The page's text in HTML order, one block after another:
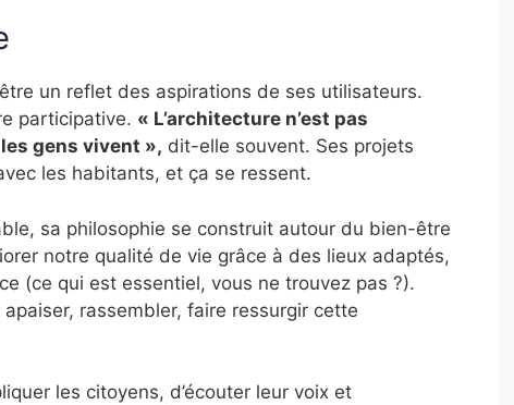
un reflet des aspirations de ses utilisateurs.
participative. « L’architecture n’est pas
gens vivent », dit-elle souvent. Ses projets
les habitants, et ça se ressent.
sa philosophie se construit autour du bien-être
notre qualité de vie grâce à des lieux adaptés,
(ce qui est essentiel, vous ne trouvez pas ?).
rassembler, faire ressurgir cette
les citoyens, d’écouter leur voix et